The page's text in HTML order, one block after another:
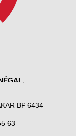
BP 6434
63